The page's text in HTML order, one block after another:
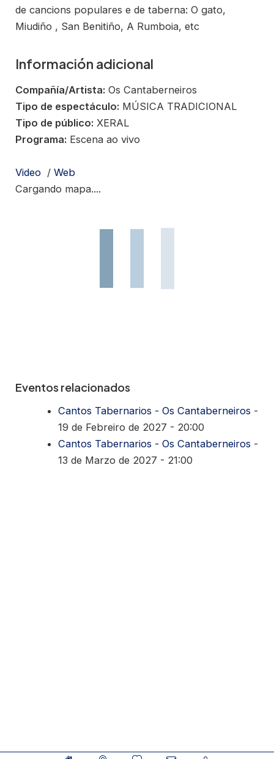
de cancions populares e de taberna: O gato,
Miudiño , San Benitiño, A Rumboia, etc
Información adicional
Compañía/Artista: Os Cantaberneiros
Tipo de espectáculo: MÚSICA TRADICIONAL
Tipo de público: XERAL
Programa: Escena ao vivo
Video /Web
Cargando mapa....
Eventos relacionados
Cantos Tabernarios - Os Cantaberneiros -
19 de Febreiro de 2027 - 20:00
Cantos Tabernarios - Os Cantaberneiros -
13 de Marzo de 2027 - 21:00